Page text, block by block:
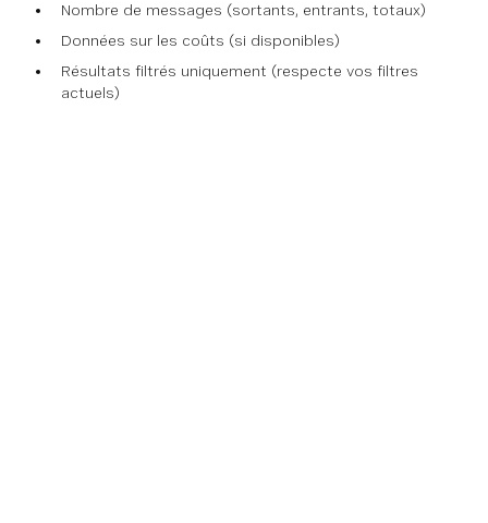
Nombre de messages (sortants, entrants, totaux)
Données sur les coûts (si disponibles)
Résultats filtrés uniquement (respecte vos filtres
actuels)